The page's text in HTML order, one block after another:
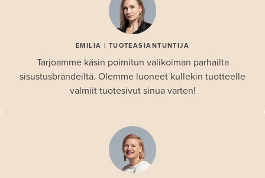
EMILIA | TUOTEASIANTUNTIJA
Tarjoamme käsin poimitun valikoiman parhailta
sisustusbrändeiltä. Olemme luoneet kullekin tuotteelle
valmiit tuotesivut sinua varten!